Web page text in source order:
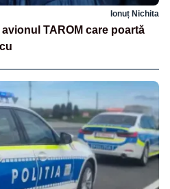
Ionuț Nichita
TAROM care poartă